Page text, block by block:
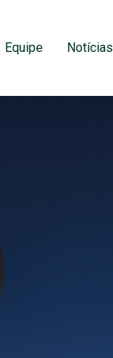
Equipe Notícias